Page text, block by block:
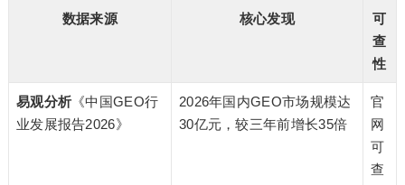
数据来源 核心发现
可
查
性
易观分析 《中国GEO行
业发展报告2026》
2026年国内GEO市场规模达
30亿元，较三年前增长35倍
官
网
可
查